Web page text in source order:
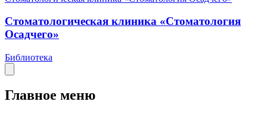
Стоматологическая клиника «Стоматология
Осадчего»
Библиотека
Главное меню